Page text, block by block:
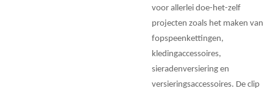
voor allerlei doe-het-zelf
projecten zoals het maken van
fopspeenkettingen,
kledingaccessoires,
sieradenversiering en
versieringsaccessoires. De clip